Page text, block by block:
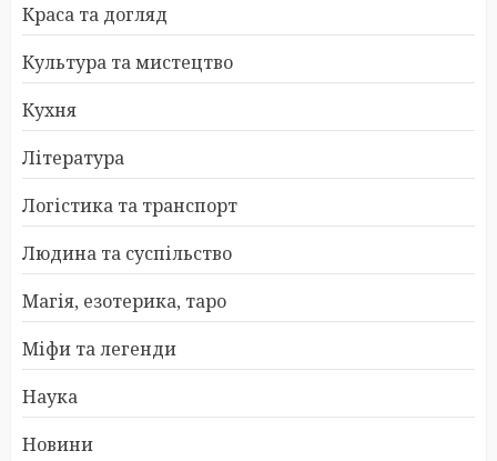
Краса та догляд
Культура та мистецтво
Кухня
Література
Логістика та транспорт
Людина та суспільство
Магія, езотерика, таро
Міфи та легенди
Наука
Новини